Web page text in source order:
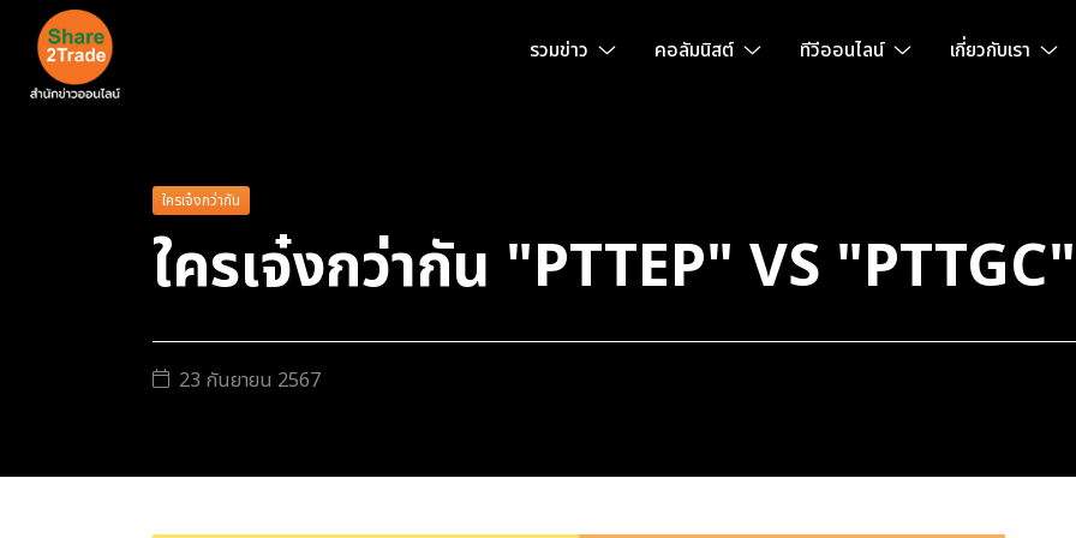
รวมข่าว คอลัมนิสต์ ทีวีออนไลน์ เกี่ยวกับเรา
ใครเจ๋งกว่ากัน
ใครเจ๋งกว่ากัน "PTTEP" VS "PTTGC"
23 กันยายน 2567